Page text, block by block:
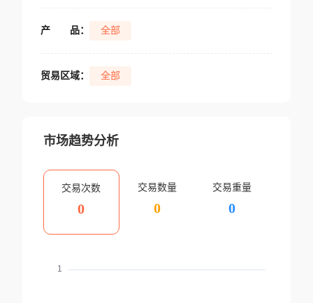
产 品： 全部
贸易区域： 全部
市场趋势分析
交易次数
0
交易数量
0
交易重量
0